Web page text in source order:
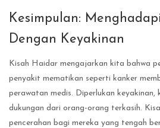
Kesimpulan:
Dengan Keyakinan
Kisah Haidar mengajarkan kita bahwa
penyakit mematikan seperti kanker
perawatan medis. Diperlukan keyakinan,
dukungan dari orang-orang terkasih.
pencerahan bagi mereka yang tengah